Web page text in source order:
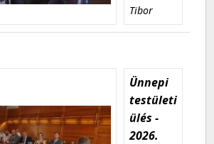
Tibor
Ünnepi
testületi
ülés -
2026.